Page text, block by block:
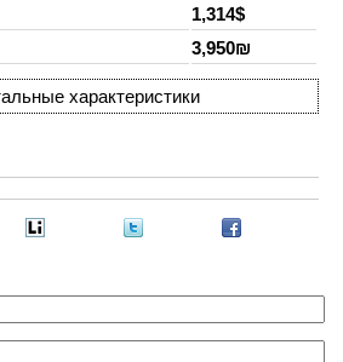
1,314$
3,950₪
характеристики